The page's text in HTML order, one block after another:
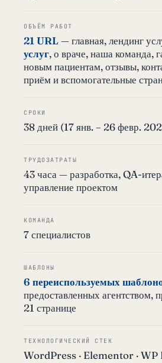
ОБЪЁМ РАБОТ
21 URL— главная, лендинг
услуг, о враче, наша команда,
новым пациентам, отзывы,
приём и вспомогательные
СРОКИ
38 дней (17 янв. – 26 февр.
ТРУДОЗАТРАТЫ
43 часа — разработка, QA-
управление проектом
КОМАНДА
7 специалистов
ШАБЛОНЫ
6 переиспользуемых
предоставленных агентством,
21 странице
ТЕХНОЛОГИЧЕСКИЙ СТЕК
WordPress · Elementor · WP